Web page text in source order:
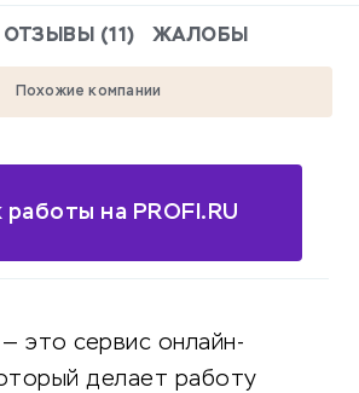
ОТЗЫВЫ (11) ЖАЛОБЫ
Похожие компании
работы на PROFI.RU
— это сервис онлайн-
делает работу